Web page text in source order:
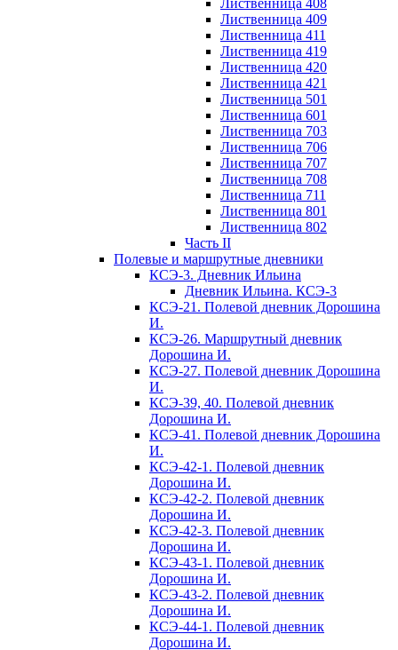
Лиственница 408
Лиственница 409
Лиственница 411
Лиственница 419
Лиственница 420
Лиственница 421
Лиственница 501
Лиственница 601
Лиственница 703
Лиственница 706
Лиственница 707
Лиственница 708
Лиственница 711
Лиственница 801
Лиственница 802
Часть II
Полевые и маршрутные дневники
КСЭ-3. Дневник Ильина
Дневник Ильина. КСЭ-3
КСЭ-21. Полевой дневник Дорошина
И.
КСЭ-26. Маршрутный дневник
Дорошина И.
КСЭ-27. Полевой дневник Дорошина
И.
КСЭ-39, 40. Полевой дневник
Дорошина И.
КСЭ-41. Полевой дневник Дорошина
И.
КСЭ-42-1. Полевой дневник
Дорошина И.
КСЭ-42-2. Полевой дневник
Дорошина И.
КСЭ-42-3. Полевой дневник
Дорошина И.
КСЭ-43-1. Полевой дневник
Дорошина И.
КСЭ-43-2. Полевой дневник
Дорошина И.
КСЭ-44-1. Полевой дневник
Дорошина И.